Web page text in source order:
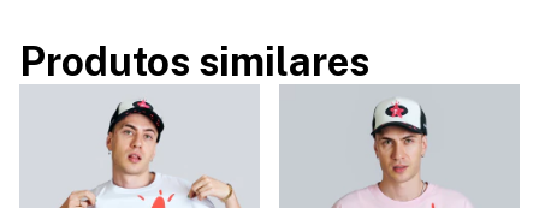
Produtos similares